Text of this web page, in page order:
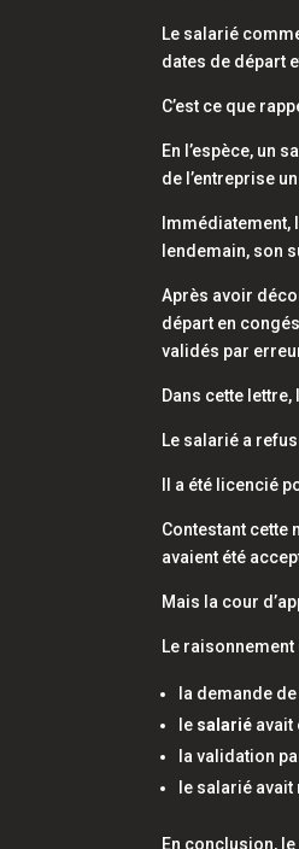
Le salarié
dates de départ
C’est ce que
En l’espèce, un
de l’entreprise
lendemain, son
Après avoir
départ en
validés par
Dans cette
Le salarié a
Il a été licencié
Contestant cette
avaient été
Mais la cour
Le raisonnement
la demande
le salarié avait
la validation
le salarié avait
En conclusion,